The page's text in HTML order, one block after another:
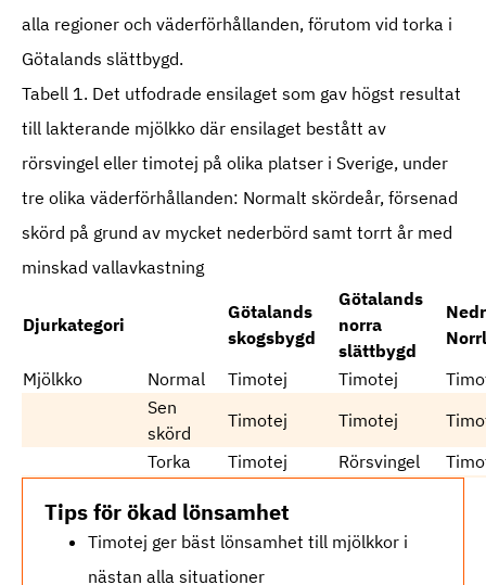
alla regioner och väderförhållanden, förutom vid torka i
Götalands slättbygd.
Tabell 1. Det utfodrade ensilaget som gav högst resultat
till lakterande mjölkko där ensilaget bestått av
rörsvingel eller timotej på olika platser i Sverige, under
tre olika väderförhållanden: Normalt skördeår, försenad
skörd på grund av mycket nederbörd samt torrt år med
minskad vallavkastning
Djurkategori
Götalands
skogsbygd
Götalands
norra
slättbygd
Mjölkko
Normal Timotej Timotej
Sen
skörd
Timotej Timotej
Torka
Timotej Rörsvingel
Tips för ökad lönsamhet
Timotej ger bäst lönsamhet till mjölkkor i
nästan alla situationer